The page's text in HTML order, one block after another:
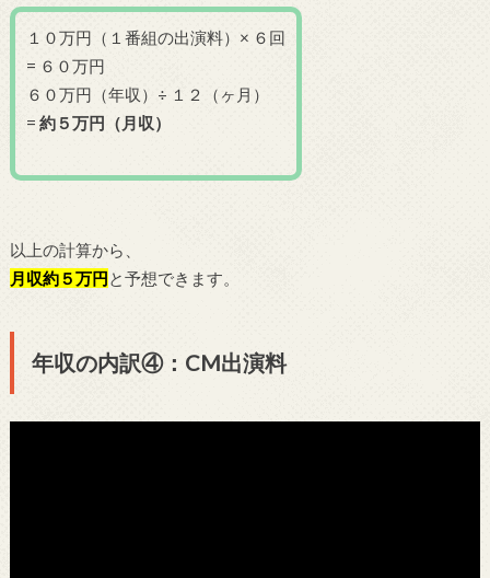
１０万円（１番組の出演料）× ６回
= ６０万円
６０万円（年収）÷ １２（ヶ月）
= 約５万円（月収）
以上の計算から、
月収約５万円と予想できます。
年収の内訳④：CM出演料